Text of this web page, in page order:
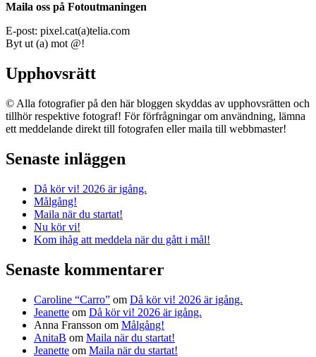
Maila oss på Fotoutmaningen
E-post: pixel.cat(a)telia.com
Byt ut (a) mot @!
Upphovsrätt
© Alla fotografier på den här bloggen skyddas av upphovsrätten och
tillhör respektive fotograf! För förfrågningar om användning, lämna
ett meddelande direkt till fotografen eller maila till webbmaster!
Senaste inläggen
Då kör vi! 2026 är igång.
Målgång!
Maila när du startat!
Nu kör vi!
Kom ihåg att meddela när du gått i mål!
Senaste kommentarer
Caroline “Carro” om Då kör vi! 2026 är igång.
Jeanette om Då kör vi! 2026 är igång.
Anna Fransson om Målgång!
AnitaB om Maila när du startat!
Jeanette om Maila när du startat!